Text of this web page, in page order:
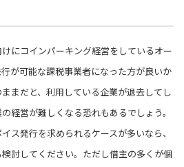
にコインパーキング経営をしているオー
が可能な課税事業者になった方が良いか
まだと、利用している企業が退去してし
経営が難しくなる恐れもあるでしょう。
ス発行を求められるケースが多いなら、
討してください。ただし借主の多くが個